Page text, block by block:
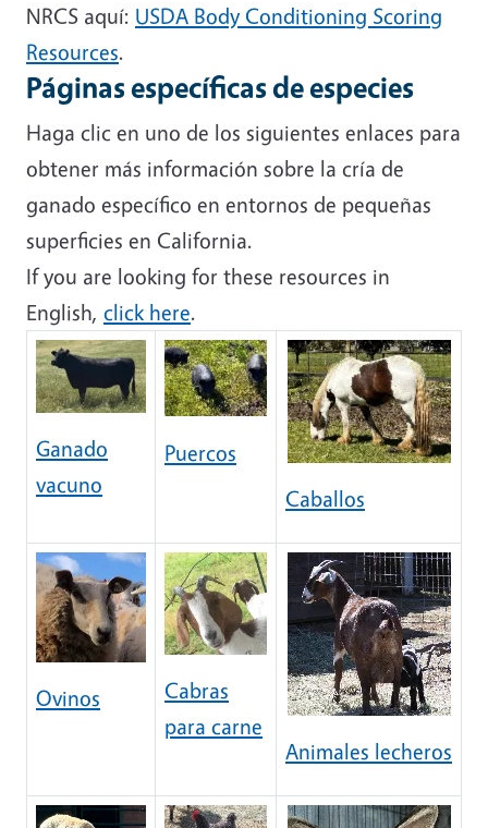
NRCS aquí: USDA Body Conditioning Scoring
Resources.
Páginas específicas de especies
Haga clic en uno de los siguientes enlaces para
obtener más información sobre la cría de
ganado específico en entornos de pequeñas
superficies en California.
If you are looking for these resources in
English, click here.
Ganado
vacuno
Puercos
Caballos
Ovinos
Cabras
para carne
Animales lecheros